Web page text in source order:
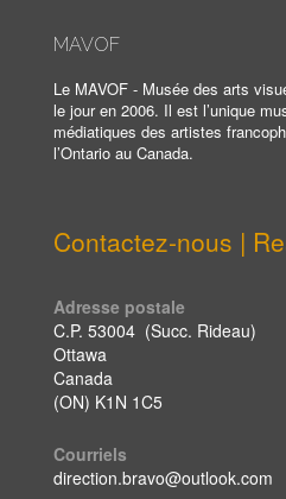
MAVOF
Le MAVOF - Musée des arts
le jour en 2006. Il est l’unique
médiatiques des artistes
l’Ontario au Canada.
Contactez-nous |
Adresse postale
C.P. 53004 (Succ. Rideau)
Ottawa
Canada
(ON) K1N 1C5
Courriels
direction.bravo@outlook.com